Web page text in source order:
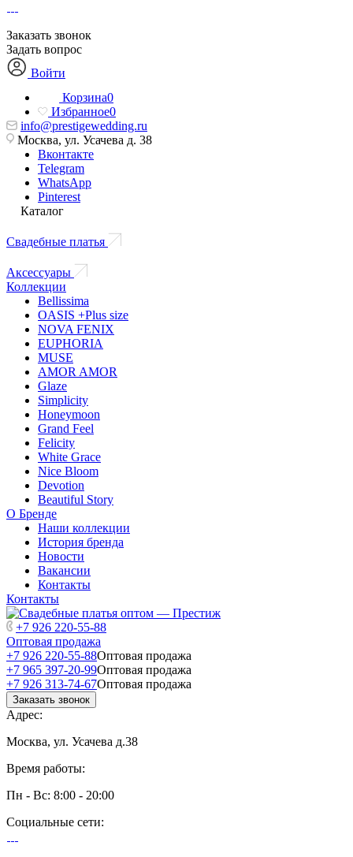
Заказать звонок
Задать вопрос
Войти
Корзина0
Избранное0
info@prestigewedding.ru
Москва, ул. Усачева д. 38
Вконтакте
Telegram
WhatsApp
Pinterest
Каталог
Свадебные платья
Аксессуары
Коллекции
Bellissima
OASIS +Plus size
NOVA FENIX
EUPHORIA
MUSE
AMOR AMOR
Glaze
Simplicity
Honeymoon
Grand Feel
Felicity
White Grace
Nice Bloom
Devotion
Beautiful Story
О Бренде
Наши коллекции
История бренда
Новости
Вакансии
Контакты
Контакты
+7 926 220-55-88
Оптовая продажа
+7 926 220-55-88Оптовая продажа
+7 965 397-20-99Оптовая продажа
+7 926 313-74-67Оптовая продажа
Заказать звонок
Адрес:
Москва, ул. Усачева д.38
Время работы:
Пн - Вс: 8:00 - 20:00
Социальные сети: